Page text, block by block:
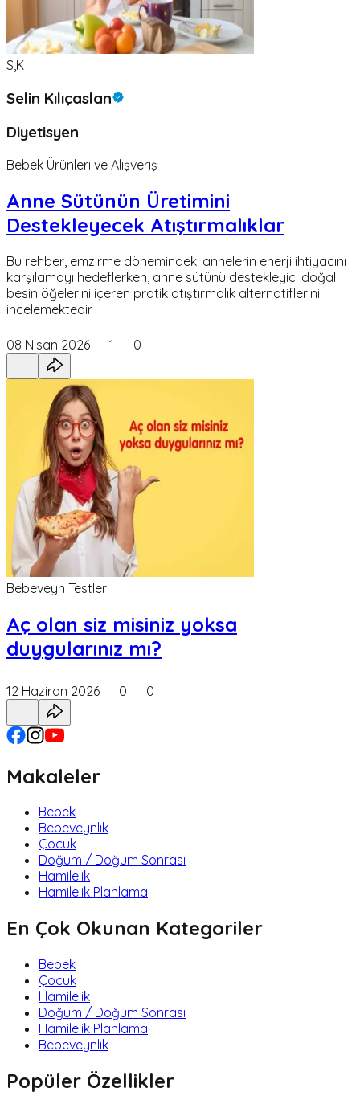
S,K
Selin Kılıçaslan
Diyetisyen
Bebek Ürünleri ve Alışveriş
Anne Sütünün Üretimini
Destekleyecek Atıştırmalıklar
Bu rehber, emzirme dönemindeki annelerin enerji ihtiyacını
karşılamayı hedeflerken, anne sütünü destekleyici doğal
besin öğelerini içeren pratik atıştırmalık alternatiflerini
incelemektedir.
08 Nisan 2026 1 0
Bebeveyn Testleri
Aç olan siz misiniz yoksa
duygularınız mı?
12 Haziran 2026 0 0
Makaleler
Bebek
Bebeveynlik
Çocuk
Doğum / Doğum Sonrası
Hamilelik
Hamilelik Planlama
En Çok Okunan Kategoriler
Bebek
Çocuk
Hamilelik
Doğum / Doğum Sonrası
Hamilelik Planlama
Bebeveynlik
Popüler Özellikler